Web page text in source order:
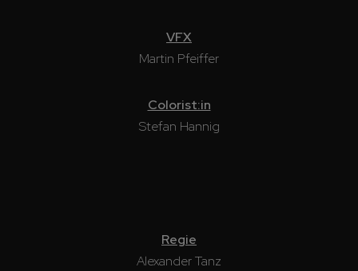
VFX
Martin Pfeiffer
Colorist:in
Stefan Hannig
Regie
Alexander Tanz